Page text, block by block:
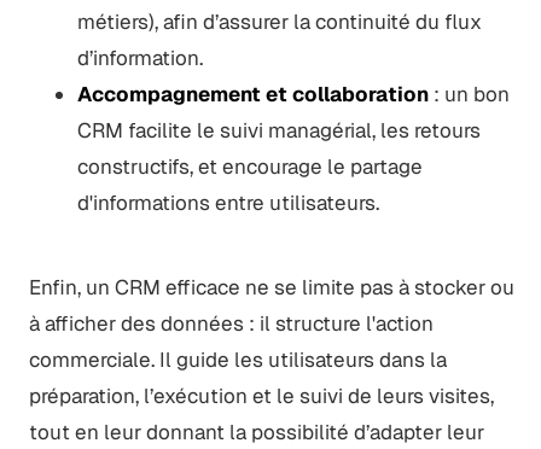
métiers), afin d’assurer la continuité du flux
d’information.
Accompagnement et collaboration: un bon
CRM facilite le suivi managérial, les retours
constructifs, et encourage le partage
d'informations entre utilisateurs.
Enfin, un CRM efficace ne se limite pas à stocker ou
à afficher des données : il structure l'action
commerciale. Il guide les utilisateurs dans la
préparation, l’exécution et le suivi de leurs visites,
tout en leur donnant la possibilité d’adapter leur